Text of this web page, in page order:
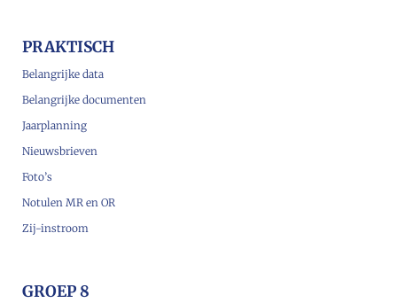
PRAKTISCH
Belangrijke data
Belangrijke documenten
Jaarplanning
Nieuwsbrieven
Foto’s
Notulen MR en OR
Zij-instroom
GROEP 8